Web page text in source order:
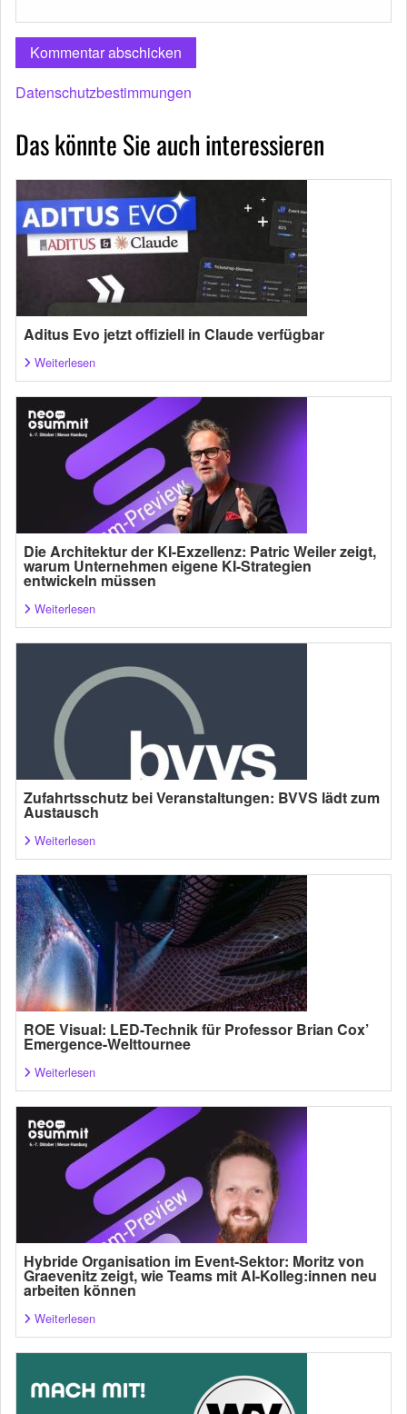
Datenschutzbestimmungen
Das könnte Sie auch interessieren
Aditus Evo jetzt offiziell in Claude verfügbar
Weiterlesen
Die Architektur der KI-Exzellenz: Patric Weiler zeigt,
warum Unternehmen eigene KI-Strategien
entwickeln müssen
Weiterlesen
Zufahrtsschutz bei Veranstaltungen: BVVS lädt zum
Austausch
Weiterlesen
ROE Visual: LED-Technik für Professor Brian Cox’
Emergence-Welttournee
Weiterlesen
Hybride Organisation im Event-Sektor: Moritz von
Graevenitz zeigt, wie Teams mit AI-Kolleg:innen neu
arbeiten können
Weiterlesen